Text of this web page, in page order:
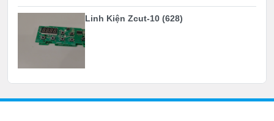
Linh Kiện Zcut-10 (628)